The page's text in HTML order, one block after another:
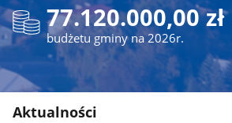
77.120.000,00 zł
budżetu gminy na 2026r.
Aktualności